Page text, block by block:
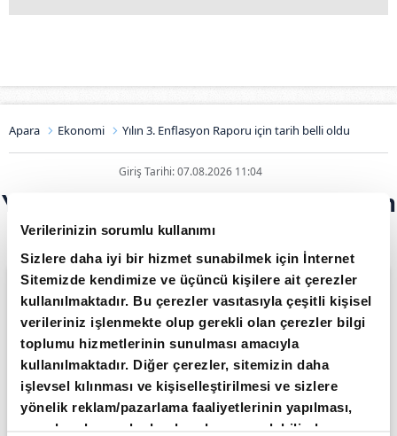
Verilerinizin sorumlu kullanımı
Sizlere daha iyi bir hizmet sunabilmek için İnternet
Sitemizde kendimize ve üçüncü kişilere ait çerezler
kullanılmaktadır. Bu çerezler vasıtasıyla çeşitli kişisel
verileriniz işlenmekte olup gerekli olan çerezler bilgi
toplumu hizmetlerinin sunulması amacıyla
kullanılmaktadır. Diğer çerezler, sitemizin daha
işlevsel kılınması ve kişiselleştirilmesi ve sizlere
yönelik reklam/pazarlama faaliyetlerinin yapılması,
amaçlarıyla sınırlı olarak açık rızanız dahilinde
Apara Ekonomi Yılın 3. Enflasyon Raporu için tarih belli oldu
Giriş Tarihi: 07.08.2026 11:04
Yılın 3. Enflasyon Raporu için tarih
belli oldu